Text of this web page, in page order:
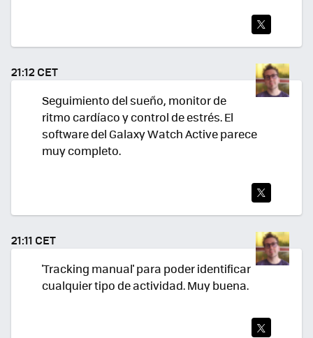
TEA
R
21:12 CET
Seguimiento del sueño, monitor de
ritmo cardíaco y control de estrés. El
software del Galaxy Watch Active parece
muy completo.
TEA
R
21:11 CET
'Tracking manual' para poder identificar
cualquier tipo de actividad. Muy buena.